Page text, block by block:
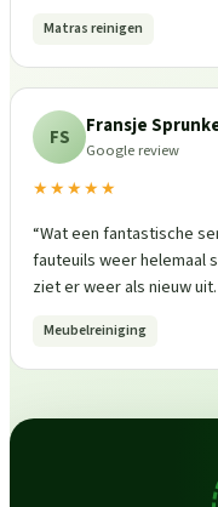
Matras reinigen
FS Fransje
Google review
★★★★★
“Wat een fantastische
fauteuils weer helemaal
ziet er weer als nieuw
Meubelreiniging